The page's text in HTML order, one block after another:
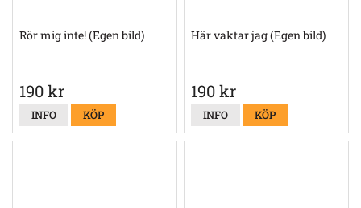
Rör mig inte! (Egen bild)
190 kr
INFO KÖP
Här vaktar jag (Egen bild)
190 kr
INFO KÖP